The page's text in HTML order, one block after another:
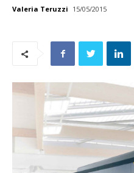
Valeria Teruzzi 15/05/2015